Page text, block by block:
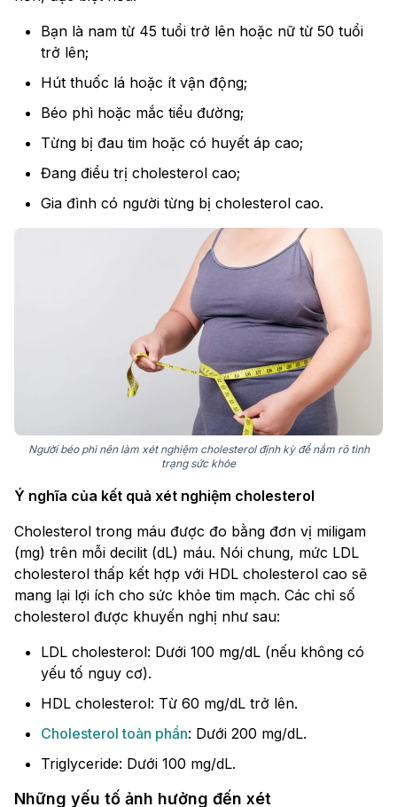
Bạn là nam từ 45 tuổi trở lên hoặc nữ từ 50 tuổi
trở lên;
Hút thuốc lá hoặc ít vận động;
Béo phì hoặc mắc tiểu đường;
Từng bị đau tim hoặc có huyết áp cao;
Đang điều trị cholesterol cao;
Gia đình có người từng bị cholesterol cao.
Người béo phì nên làm xét nghiệm cholesterol định kỳ để nắm rõ tình
trạng sức khỏe
Ý nghĩa của kết quả xét nghiệm cholesterol
Cholesterol trong máu được đo bằng đơn vị miligam
(mg) trên mỗi decilit (dL) máu. Nói chung, mức LDL
cholesterol thấp kết hợp với HDL cholesterol cao sẽ
mang lại lợi ích cho sức khỏe tim mạch. Các chỉ số
cholesterol được khuyến nghị như sau:
LDL cholesterol: Dưới 100 mg/dL (nếu không có
yếu tố nguy cơ).
HDL cholesterol: Từ 60 mg/dL trở lên.
Cholesterol toàn phần: Dưới 200 mg/dL.
Triglyceride: Dưới 100 mg/dL.
Những yếu tố ảnh hưởng đến xét